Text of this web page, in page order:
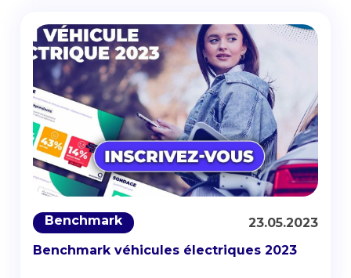
Benchmark
23.05.2023
Benchmark véhicules électriques 2023